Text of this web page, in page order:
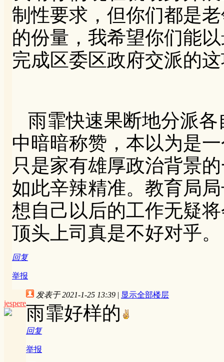
制性要求，但你们都是
的份量，我希望你们能
完成区委区政府交派的
雨霏快速果断地分派
中暗暗称赞，本以为是
只是家有雄厚政治背景
如此辛辣精准。教育局
想自己以后的工作无疑
顶头上司真是不好对乎。
回复
举报
jespere
发表于 2021-1-25 13:39 | 显示全部楼层
雨霏好样的
回复
举报